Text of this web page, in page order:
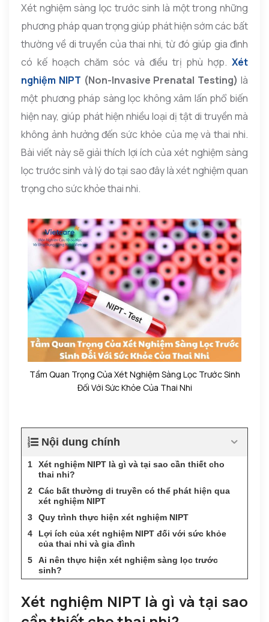
Xét nghiệm sàng lọc trước sinh là một trong những
phương pháp quan trọng giúp phát hiện sớm các bất
thường về di truyền của thai nhi, từ đó giúp gia đình
có kế hoạch chăm sóc và điều trị phù hợp. Xét
nghiệm NIPT (Non-Invasive Prenatal Testing) là
một phương pháp sàng lọc không xâm lấn phổ biến
hiện nay, giúp phát hiện nhiều loại dị tật di truyền mà
không ảnh hưởng đến sức khỏe của mẹ và thai nhi.
Bài viết này sẽ giải thích lợi ích của xét nghiệm sàng
lọc trước sinh và lý do tại sao đây là xét nghiệm quan
trọng cho sức khỏe thai nhi.
Tầm Quan Trọng Của Xét Nghiệm Sàng Lọc Trước Sinh
Đối Với Sức Khỏe Của Thai Nhi
Nội dung chính
Xét nghiệm NIPT là gì và tại sao cần thiết cho
thai nhi?
Các bất thường di truyền có thể phát hiện qua
xét nghiệm NIPT
Quy trình thực hiện xét nghiệm NIPT
Lợi ích của xét nghiệm NIPT đối với sức khỏe
của thai nhi và gia đình
Ai nên thực hiện xét nghiệm sàng lọc trước
sinh?
Xét nghiệm NIPT là gì và tại sao